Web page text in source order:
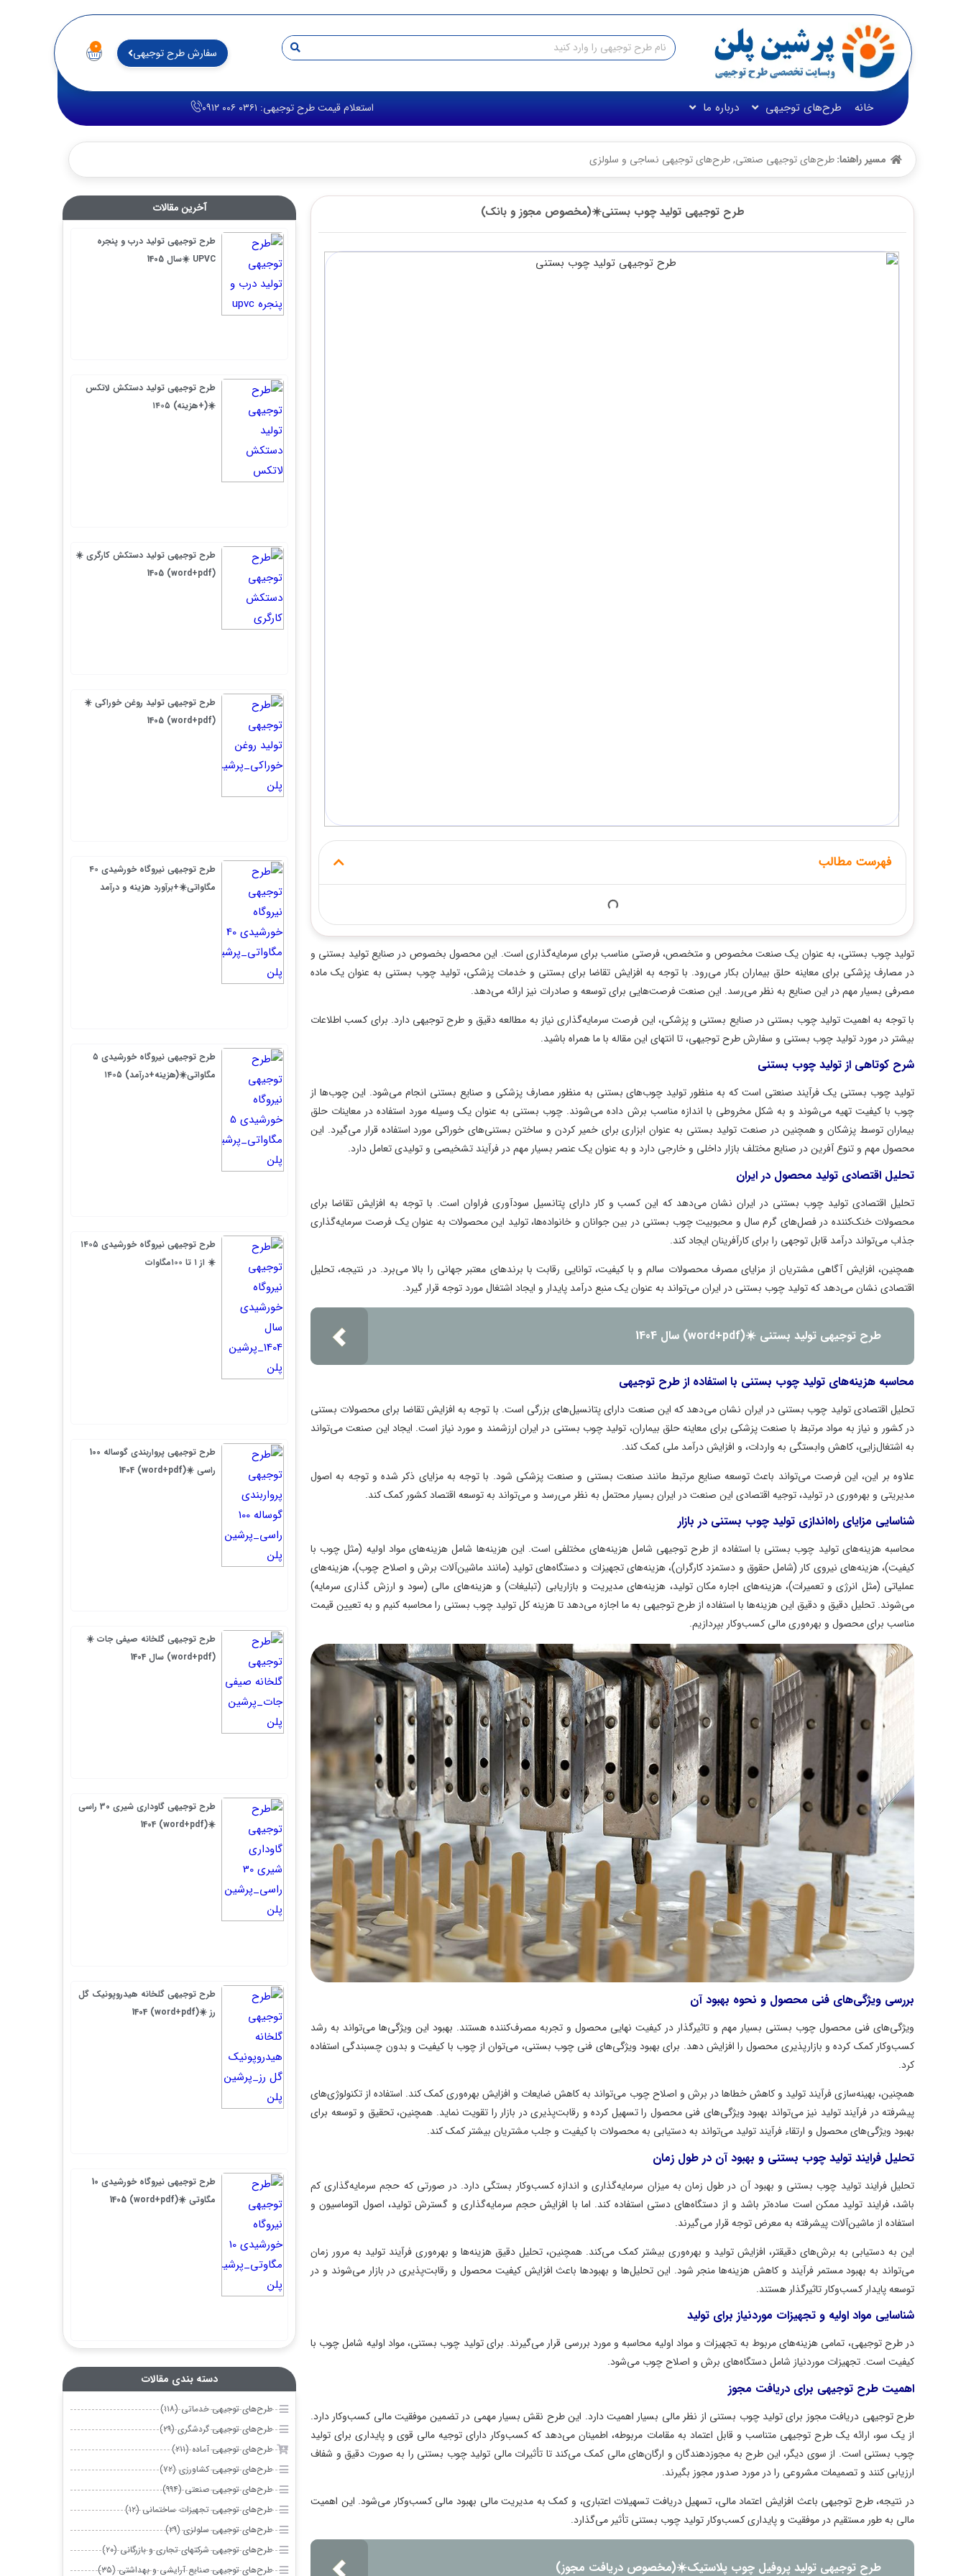
سفارش طرح توجیهی
طرح‌های توجیهی درباره ما استعلام قیمت طرح توجیهی: ۰۳۶۱ ۰۰۶ ۰۹۱۲
مسیر راهنما:طرح‌های توجیهی صنعتی,طرح‌های توجیهی نساجی و سلولزی
طرح توجیهی تولید چوب بستنی☀️(مخصوص مجوز و بانک)
فهرست مطالب
تولید چوب بستنی، به عنوان یک صنعت مخصوص و متخصص، فرصتی مناسب برای سرمایه‌گذاری است. این محصول بخصوص در صنایع تولید بستنی و
در مصارف پزشکی برای معاینه حلق بیماران بکار می‌رود. با توجه به افزایش تقاضا برای بستنی و خدمات پزشکی، تولید چوب بستنی به عنوان یک ماده
مصرفی بسیار مهم در این صنایع به نظر می‌رسد. این صنعت فرصت‌هایی برای توسعه و صادرات نیز ارائه می‌دهد.
با توجه به اهمیت تولید چوب بستنی در صنایع بستنی و پزشکی، این فرصت سرمایه‌گذاری نیاز به مطالعه دقیق و طرح توجیهی دارد. برای کسب اطلاعات
بیشتر در مورد تولید چوب بستنی و سفارش طرح توجیهی، تا انتهای این مقاله با ما همراه باشید.
شرح کوتاهی از تولید چوب بستنی
تولید چوب بستنی یک فرآیند صنعتی است که به منظور تولید چوب‌های بستنی به منظور مصارف پزشکی و صنایع بستنی انجام می‌شود. این چوب‌ها از
چوب با کیفیت تهیه می‌شوند و به شکل مخروطی با اندازه مناسب برش داده می‌شوند. چوب بستنی به عنوان یک وسیله مورد استفاده در معاینات حلق
بیماران توسط پزشکان و همچنین در صنعت تولید بستنی به عنوان ابزاری برای خمیر کردن و ساختن بستنی‌های خوراکی مورد استفاده قرار می‌گیرد. این
محصول مهم و تنوع آفرین در صنایع مختلف بازار داخلی و خارجی دارد و به عنوان یک عنصر بسیار مهم در فرآیند تشخیصی و تولیدی تعامل دارد.
تحلیل اقتصادی تولید محصول در ایران
تحلیل اقتصادی تولید چوب بستنی در ایران نشان می‌دهد که این کسب و کار دارای پتانسیل سودآوری فراوان است. با توجه به افزایش تقاضا برای
محصولات خنک‌کننده در فصل‌های گرم سال و محبوبیت چوب بستنی در بین جوانان و خانواده‌ها، تولید این محصولات به عنوان یک فرصت سرمایه‌گذاری
جذاب می‌تواند درآمد قابل توجهی را برای کارآفرینان ایجاد کند.
همچنین، افزایش آگاهی مشتریان از مزایای مصرف محصولات سالم و با کیفیت، توانایی رقابت با برندهای معتبر جهانی را بالا می‌برد. در نتیجه، تحلیل
اقتصادی نشان می‌دهد که تولید چوب بستنی در ایران می‌تواند به عنوان یک منبع درآمد پایدار و ایجاد اشتغال مورد توجه قرار گیرد.
طرح توجیهی تولید بستنی ☀️(word+pdf) سال 1404
محاسبه هزینه‌های تولید چوب بستنی با استفاده از طرح توجیهی
تحلیل اقتصادی تولید چوب بستنی در ایران نشان می‌دهد که این صنعت دارای پتانسیل‌های بزرگی است. با توجه به افزایش تقاضا برای محصولات بستنی
در کشور و نیاز به مواد مرتبط با صنعت پزشکی برای معاینه حلق بیماران، تولید چوب بستنی در ایران ارزشمند و مورد نیاز است. ایجاد این صنعت می‌تواند
به اشتغال‌زایی، کاهش وابستگی به واردات، و افزایش درآمد ملی کمک کند.
علاوه بر این، این فرصت می‌تواند باعث توسعه صنایع مرتبط مانند صنعت بستنی و صنعت پزشکی شود. با توجه به مزایای ذکر شده و توجه به اصول
مدیریتی و بهره‌وری در تولید، توجیه اقتصادی این صنعت در ایران بسیار محتمل به نظر می‌رسد و می‌تواند به توسعه اقتصاد کشور کمک کند.
شناسایی مزایای راه‌اندازی تولید چوب بستنی در بازار
محاسبه هزینه‌های تولید چوب بستنی با استفاده از طرح توجیهی شامل هزینه‌های مختلفی است. این هزینه‌ها شامل هزینه‌های مواد اولیه (مثل چوب با
کیفیت)، هزینه‌های نیروی کار (شامل حقوق و دستمزد کارگران)، هزینه‌های تجهیزات و دستگاه‌های تولید (مانند ماشین‌آلات برش و اصلاح چوب)، هزینه‌های
عملیاتی (مثل انرژی و تعمیرات)، هزینه‌های اجاره مکان تولید، هزینه‌های مدیریت و بازاریابی (تبلیغات) و هزینه‌های مالی (سود و ارزش گذاری سرمایه)
می‌شوند. تحلیل دقیق و دقیق این هزینه‌ها با استفاده از طرح توجیهی به ما اجازه می‌دهد تا هزینه کل تولید چوب بستنی را محاسبه کنیم و به تعیین قیمت
مناسب برای محصول و بهره‌وری مالی کسب‌وکار بپردازیم.
بررسی ویژگی‌های فنی محصول و نحوه بهبود آن
ویژگی‌های فنی محصول چوب بستنی بسیار مهم و تاثیرگذار در کیفیت نهایی محصول و تجربه مصرف‌کننده هستند. بهبود این ویژگی‌ها می‌تواند به رشد
کسب‌وکار کمک کرده و بازارپذیری محصول را افزایش دهد. برای بهبود ویژگی‌های فنی چوب بستنی، می‌توان از چوب با کیفیت و بدون چسبندگی استفاده
همچنین، بهینه‌سازی فرآیند تولید و کاهش خطاها در برش و اصلاح چوب می‌تواند به کاهش ضایعات و افزایش بهره‌وری کمک کند. استفاده از تکنولوژی‌های
پیشرفته در فرآیند تولید نیز می‌تواند بهبود ویژگی‌های فنی محصول را تسهیل کرده و رقابت‌پذیری در بازار را تقویت نماید. همچنین، تحقیق و توسعه برای
بهبود ویژگی‌های محصول و ارتقاء فرآیند تولید می‌تواند به دستیابی به محصولات با کیفیت و جلب مشتریان بیشتر کمک کند.
تحلیل فرایند تولید چوب بستنی و بهبود آن در طول زمان
تحلیل فرایند تولید چوب بستنی و بهبود آن در طول زمان به میزان سرمایه‌گذاری و اندازه کسب‌وکار بستگی دارد. در صورتی که حجم سرمایه‌گذاری کم
باشد، فرایند تولید ممکن است ساده‌تر باشد و از دستگاه‌های دستی استفاده کند. اما با افزایش حجم سرمایه‌گذاری و گسترش تولید، اصول اتوماسیون و
استفاده از ماشین‌آلات پیشرفته به معرض توجه قرار می‌گیرند.
این به دستیابی به برش‌های دقیقتر، افزایش تولید و بهره‌وری بیشتر کمک می‌کند. همچنین، تحلیل دقیق هزینه‌ها و بهره‌وری فرآیند تولید به مرور زمان
می‌تواند به بهبود مستمر فرآیند و کاهش هزینه‌ها منجر شود. این تحلیل‌ها و بهبودها باعث افزایش کیفیت محصول و رقابت‌پذیری در بازار می‌شوند و در
توسعه پایدار کسب‌وکار تاثیرگذار هستند.
شناسایی مواد اولیه و تجهیزات موردنیاز برای تولید
در طرح توجیهی، تمامی هزینه‌های مربوط به تجهیزات و مواد اولیه محاسبه و مورد بررسی قرار می‌گیرند. برای تولید چوب بستنی، مواد اولیه شامل چوب با
کیفیت است. تجهیزات موردنیاز شامل دستگاه‌های برش و اصلاح چوب می‌شود.
اهمیت طرح توجیهی برای دریافت مجوز
طرح توجیهی دریافت مجوز برای تولید چوب بستنی از نظر مالی بسیار اهمیت دارد. این طرح نقش بسیار مهمی در تضمین موفقیت مالی کسب‌وکار دارد.
از یک سو، ارائه یک طرح توجیهی متناسب و قابل اعتماد به مقامات مربوطه، اطمینان می‌دهد که کسب‌وکار دارای توجیه مالی قوی و پایداری برای تولید
چوب بستنی است. از سوی دیگر، این طرح به مجوزدهندگان و ارگان‌های مالی کمک می‌کند تا تأثیرات مالی تولید چوب بستنی را به صورت دقیق و شفاف
ارزیابی کنند و تصمیمات مشروعی را در مورد صدور مجوز بگیرند.
در نتیجه، طرح توجیهی باعث افزایش اعتماد مالی، تسهیل دریافت تسهیلات اعتباری، و کمک به مدیریت مالی بهبود مالی کسب‌وکار می‌شود. این اهمیت
مالی به طور مستقیم در موفقیت و پایداری کسب‌وکار تولید چوب بستنی تأثیر می‌گذارد.
طرح توجیهی تولید پروفیل چوب پلاستیک☀️(مخصوص دریافت مجوز)
آخرین مقالات
طرح توجیهی تولید درب و پنجره
UPVC ☀️سال 1405
طرح توجیهی تولید دستکش لاتکس
☀️(+هزینه) ۱۴۰۵
طرح توجیهی تولید دستکش کارگری ☀️
طرح توجیهی تولید روغن خوراکی ☀️
طرح توجیهی نیروگاه خورشیدی ۴۰
مگاواتی☀️+برآورد هزینه و درآمد
طرح توجیهی نیروگاه خورشیدی ۵
مگاواتی☀️(هزینه+درآمد) ۱۴۰۵
طرح توجیهی نیروگاه خورشیدی ۱۴۰۵
طرح توجیهی پرواربندی گوساله 100
راسی ☀️(word+pdf) 1404
طرح توجیهی گلخانه صیفی جات ☀️
طرح توجیهی گاوداری شیری 30 راسی
طرح توجیهی گلخانه هیدروپونیک گل
طرح توجیهی نیروگاه خورشیدی 10
مگاوتی ☀️(word+pdf) 1405
دسته بندی مقالات
طرح‌های توجیهی خدماتی (۱۱۸)
طرح‌های توجیهی گردشگری (۲۹)
طرح‌های توجیهی آماده (۲۱۱)
طرح‌های توجیهی کشاورزی (۷۲)
طرح‌های توجیهی صنعتی (۹۹۴)
طرح‌های توجیهی تجهیزات ساختمانی (۱۲)
طرح‌های توجیهی سلولزی (۲۹)
طرح‌های توجیهی شرکتهای تجاری و بازرگانی (۲۰)
طرح‌های توجیهی صنایع آرایشی و بهداشتی (۳۵)